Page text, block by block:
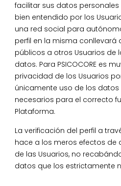
facilitar sus datos personales
bien entendido por los
una red social para
perfil en la misma conllevará
públicos a otros Usuarios de
datos. Para PSICOCORE es
privacidad de los Usuarios
únicamente uso de los
necesarios para el correcto
Plataforma.
La verificación del perfil a
hace a los meros efectos de
de las Usuarios, no
datos que los estrictamente